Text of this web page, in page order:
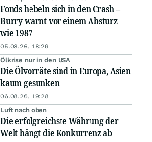
Fonds hebeln sich in den Crash –
Burry warnt vor einem Absturz
wie 1987
05.08.26, 18:29
Ölkrise nur in den USA
Die Ölvorräte sind in Europa, Asien
kaum gesunken
06.08.26, 19:28
Luft nach oben
Die erfolgreichste Währung der
Welt hängt die Konkurrenz ab